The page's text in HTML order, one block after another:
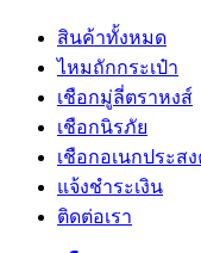
สินค้าทั้งหมด
ไหมถักกระเป๋า
เชือกมู่ลี่ตราหงส์
เชือกนิรภัย
เชือกอเนกประส
แจ้งชำระเงิน
ติดต่อเรา